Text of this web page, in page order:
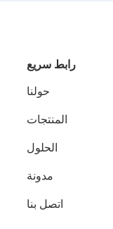
رابط سريع
حولنا
المنتجات
الحلول
مدونة
اتصل بنا